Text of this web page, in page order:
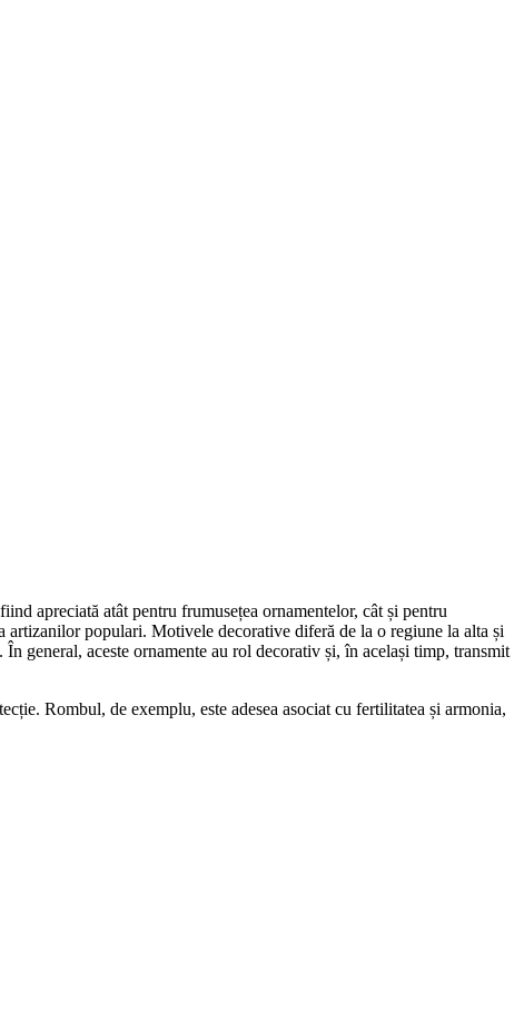
apreciată atât pentru frumusețea ornamentelor, cât și pentru
artizanilor populari. Motivele decorative diferă de la o regiune la alta și
general, aceste ornamente au rol decorativ și, în același timp, transmit
Rombul, de exemplu, este adesea asociat cu fertilitatea și armonia,